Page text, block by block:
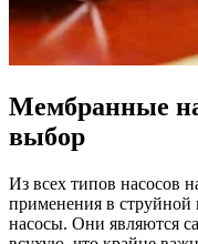
Мембранные
выбор
Из всех типов насосов
применения в
насосы. Они являются